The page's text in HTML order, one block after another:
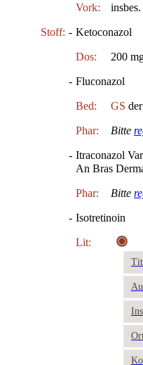
Vork:
Stoff: - Ketoconazol
Dos: 200
- Fluconazol
Bed: GS
Phar: Bitte
- Itraconazol
An Bras
Phar: Bitte
- Isotretinoin
Lit: